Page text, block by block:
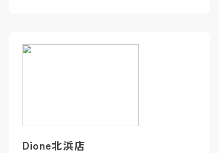
Dione北浜店